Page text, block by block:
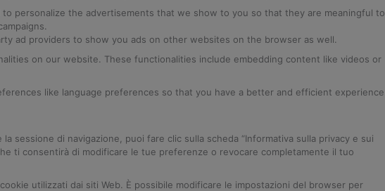
personalize the advertisements that we show to you so that they are meaningful to
ad providers to show you ads on other websites on the browser as well.
on our website. These functionalities include embedding content like videos or
like language preferences so that you have a better and efficient experience
sessione di navigazione, puoi fare clic sulla scheda “Informativa sulla privacy e sui
ti consentirà di modificare le tue preferenze o revocare completamente il tuo
utilizzati dai siti Web. È possibile modificare le impostazioni del browser per